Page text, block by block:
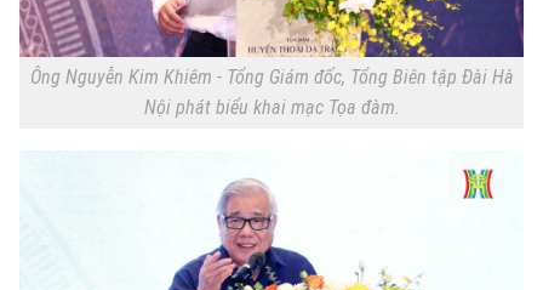
Ông Nguyễn Kim Khiêm - Tổng Giám đốc, Tổng Biên tập Đài Hà
Nội phát biểu khai mạc Tọa đàm.